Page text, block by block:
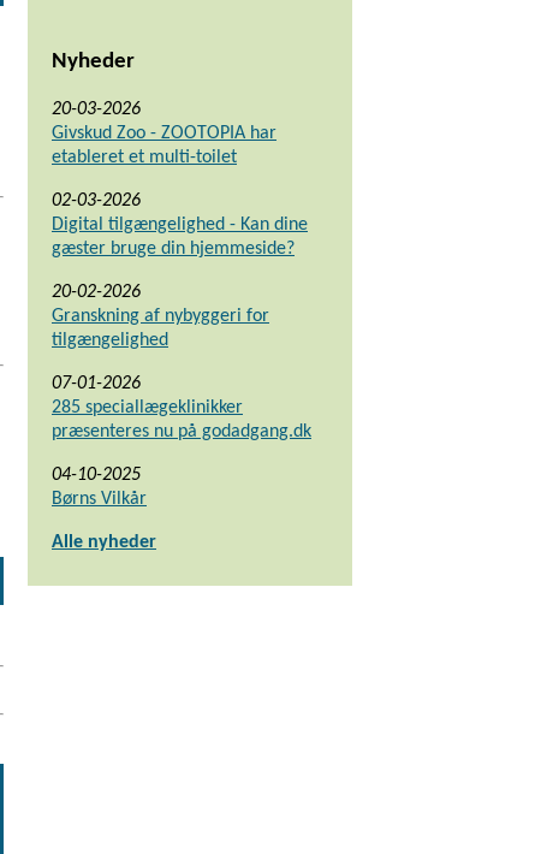
Nyheder
20-03-2026
Givskud Zoo - ZOOTOPIA har
etableret et multi-toilet
02-03-2026
Digital tilgængelighed - Kan dine
gæster bruge din hjemmeside?
20-02-2026
Granskning af nybyggeri for
tilgængelighed
07-01-2026
285 speciallægeklinikker
præsenteres nu på godadgang.dk
04-10-2025
Børns Vilkår
Alle nyheder